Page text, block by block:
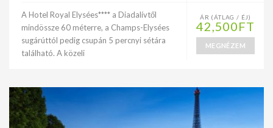
A Hotel Royal Elysées**** a Diadalívtől
mindössze 60 méterre, a Champs-Elysées
sugárúttól pedig csupán 5 percnyi sétára
található. A közeli
ÁR (ÁTLAG / ÉJ)
42,500FT
MEGNÉZEM